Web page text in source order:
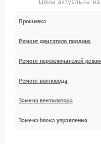
Прошивка
Ремонт двигателя поддона
Ремонт переключателей
Ремонт волновода
Замена вентилятора
Замена блока управления